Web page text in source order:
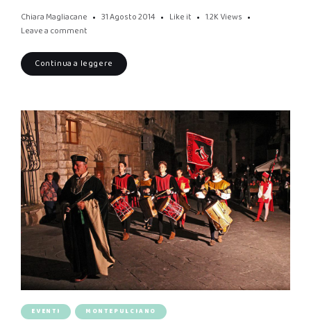
Chiara Magliacane 31 Agosto 2014 Like it 1.2K Views
Leave a comment
Continua a leggere
EVENTI MONTEPULCIANO